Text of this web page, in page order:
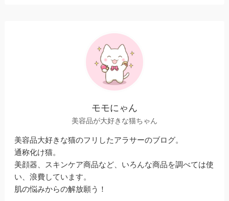
モモにゃん
美容品が大好きな猫ちゃん
美容品大好きな猫のフリしたアラサーのブログ。
通称化け猫。
美顔器、スキンケア商品など、いろんな商品を調べては使
い、浪費しています。
肌の悩みからの解放願う！